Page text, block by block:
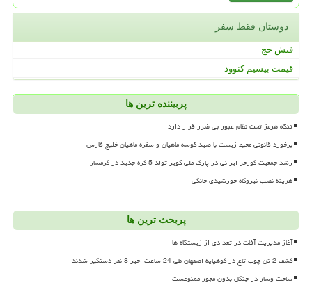
دوستان فقط سفر
فیش حج
قیمت بیسیم کنوود
پربیننده ترین ها
تنگه هرمز تحت نظام عبور بی ضرر قرار دارد
برخورد قانونی محیط زیست با صید کوسه ماهیان و سفره ماهیان خلیج فارس
رشد جمعیت گورخر ایرانی در پارک ملی کویر تولد 5 کره جدید در گرمسار
هزینه نصب نیروگاه خورشیدی خانگی
پربحث ترین ها
آغاز مدیریت آفات در تعدادی از زیستگاه ها
کشف 2 تن چوب تاغ در کوهپایه اصفهان طی 24 ساعت اخیر 8 نفر دستگیر شدند
ساخت وساز در جنگل بدون مجوز ممنوعست